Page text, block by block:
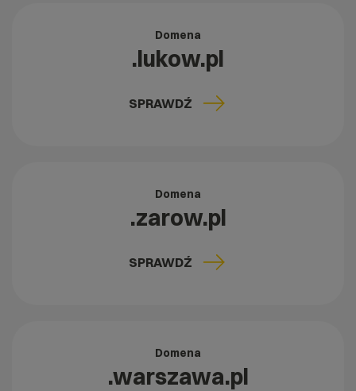
Domena
.lukow.pl
SPRAWDŹ
Domena
.zarow.pl
SPRAWDŹ
Domena
.warszawa.pl